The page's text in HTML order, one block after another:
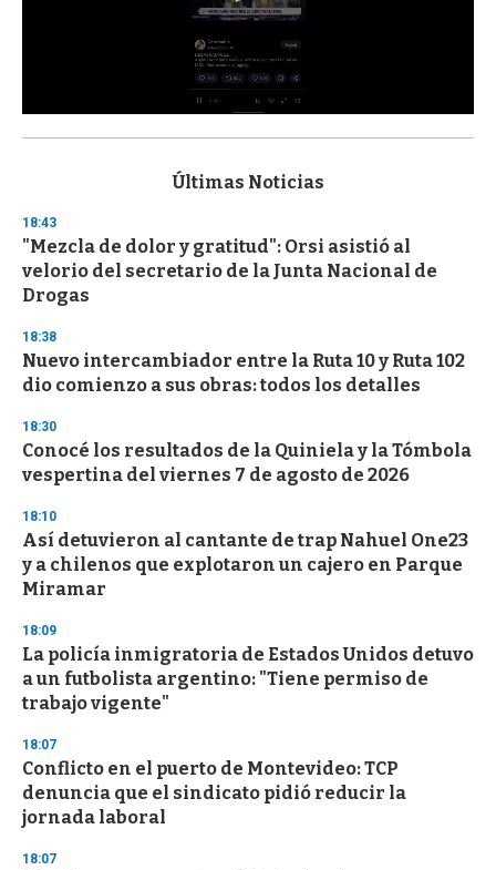
s
d
s
o
f
3
s
e
c
o
d
s
Últimas Noticias
18:43
"Mezcla de dolor y gratitud": Orsi asistió al
velorio del secretario de la Junta Nacional de
Drogas
18:38
Nuevo intercambiador entre la Ruta 10 y Ruta 102
dio comienzo a sus obras: todos los detalles
18:30
Conocé los resultados de la Quiniela y la Tómbola
vespertina del viernes 7 de agosto de 2026
18:10
Así detuvieron al cantante de trap Nahuel One23
y a chilenos que explotaron un cajero en Parque
Miramar
18:09
La policía inmigratoria de Estados Unidos detuvo
a un futbolista argentino: "Tiene permiso de
trabajo vigente"
18:07
Conflicto en el puerto de Montevideo: TCP
denuncia que el sindicato pidió reducir la
jornada laboral
18:07